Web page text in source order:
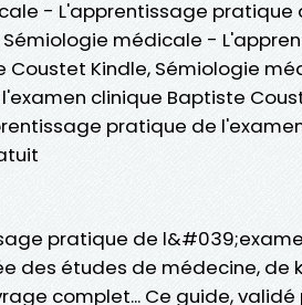
- L'apprentissage pratique
Sémiologie médicale -
Coustet Kindle, Sémiologie
clinique Baptiste
pratique de
pratique de
des études de médecine, de
complet... Ce guide, validé